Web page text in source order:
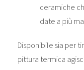
ceramiche
date a più
Disponibile sia per
pittura termica